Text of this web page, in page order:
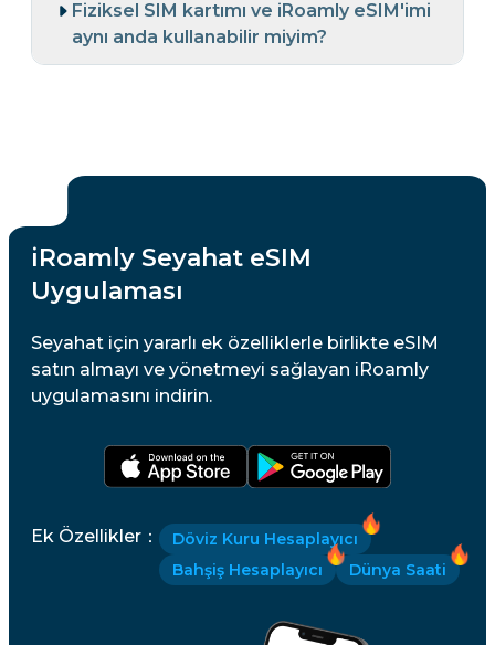
Fiziksel SIM kartımı ve iRoamly eSIM'imi
aynı anda kullanabilir miyim?
iRoamly Seyahat eSIM
Uygulaması
Seyahat için yararlı ek özelliklerle birlikte eSIM
satın almayı ve yönetmeyi sağlayan iRoamly
uygulamasını indirin.
Ek Özellikler ：
Döviz Kuru Hesaplayıcı
Bahşiş Hesaplayıcı
Dünya Saati